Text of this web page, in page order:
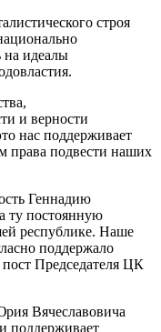
строя
на идеалы
и верности
нас поддерживает
права подвести наших
Геннадию
ту постоянную
республике. Наше
поддержало
Председателя ЦК
Вячеславовича
поддерживает